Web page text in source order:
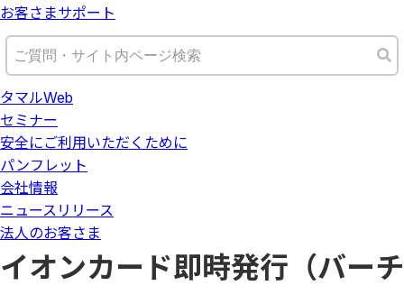
お客さまサポート
タマルWeb
セミナー
安全にご利用いただくために
パンフレット
会社情報
ニュースリリース
法人のお客さま
イオンカード即時発行（バーチ